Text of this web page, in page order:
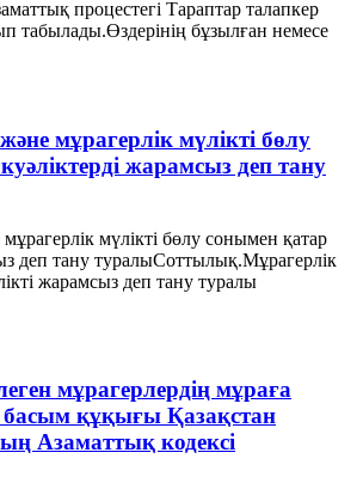
процестегі Тараптар талапкер
табылады.Өздерінің бұзылған немесе
мұрагерлік мүлікті бөлу
жарамсыз деп тану
мүлікті бөлу сонымен қатар
деп тану туралыСоттылық.Мұрагерлік
жарамсыз деп тану туралы
мұрагерлердiң мұраға
құқығы Қазақстан
Азаматтық кодексi